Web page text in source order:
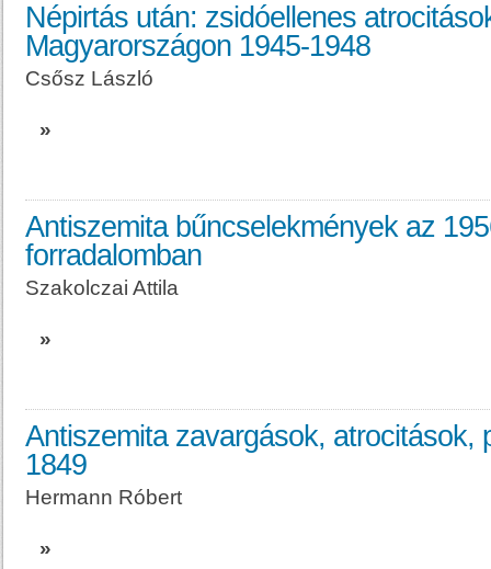
Népirtás után: zsidóellenes
Magyarországon 1945-1948
Csősz László
»
Antiszemita bűncselekmények az
forradalomban
Szakolczai Attila
»
Antiszemita zavargások, atrocitások,
1849
Hermann Róbert
»